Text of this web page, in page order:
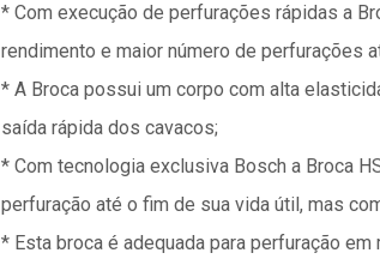
* Com execução de perfurações rápidas a
rendimento e maior número de perfurações
* A Broca possui um corpo com alta
saída rápida dos cavacos;
* Com tecnologia exclusiva Bosch a Broca
perfuração até o fim de sua vida útil, mas
* Esta broca é adequada para perfuração